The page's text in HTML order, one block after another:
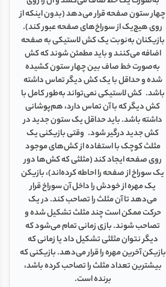
چهار ستون صفحه‌ قرار می‌دهد (بدون اینکه از
روی هیچ‌یک از سوراخ‌های صفحه عبور کند).
بازیکنان به‌نوبت یک کش لاستیکی به صفحه
اضافه می‌کنند و باید مطمئن شوند که کش
به‌صورت خط صاف بین چهار ستون کشیده
شده و حداقل با یک کش دیگر تماس داشته
باشد. کش لاستیکی نمی‌تواند به‌طور کامل با
کش دیگر که با آن تماس دارد، هم‌پوشانی
داشته باشد. باید حداقل یک ستون جدید در
کش جدید درگیر شود. وقتی بازیکنی یک
مثلث کوچک با استفاده از کش‌های موجود
روی صفحه ایجاد کند (مثلثی که کش‌ها دور
یک سوراخ از صفحه را احاطه کرده‌اند)، بازیکن
یک مهره از خودش را داخل آن سوراخ قرار
می‌دهد تا آن مثلث را تصاحب کند. در یک
حرکت ممکن است چند مثلث تشکیل شده و
تصاحب شوند. بازی زمانی تمام می‌شود که
دیگر نتوان مثلثی تشکیل داد یا زمانی که
بازیکن آخرین مهره را قرار می‌دهد. بازیکنی که
بیشترین تعداد مثلث را تصاحب کرده باشد،
برنده است.